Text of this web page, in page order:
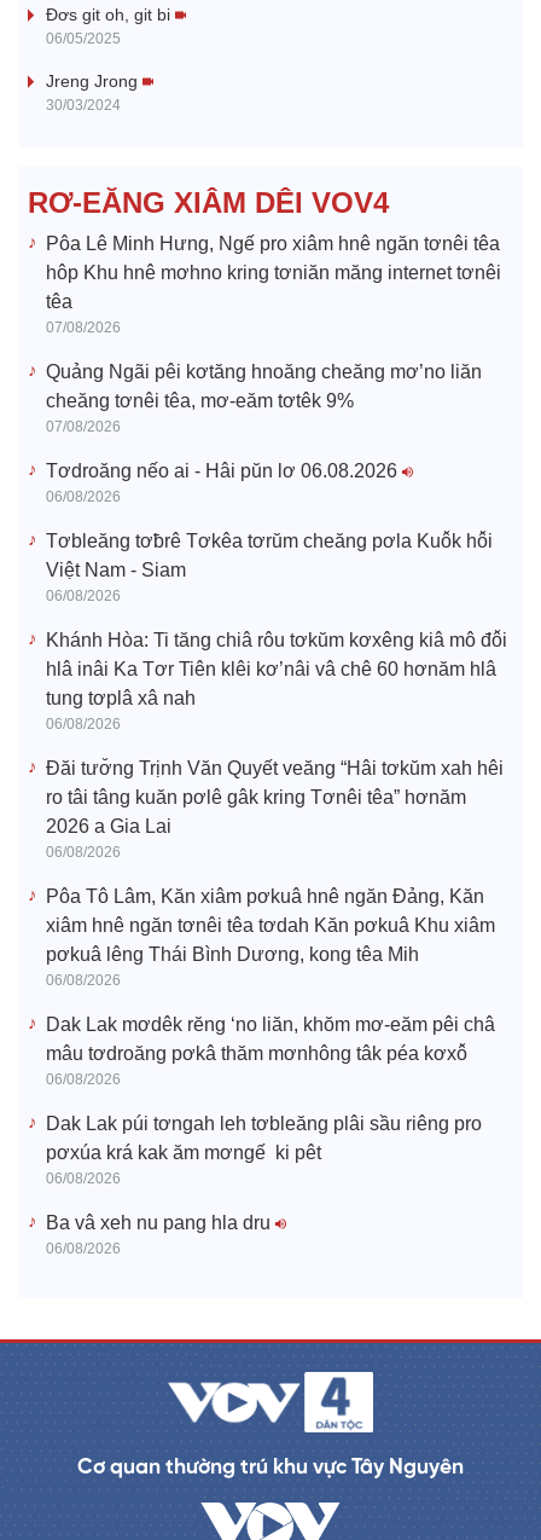
e
o
Đơs git oh, git bi
06/05/2025
Jreng Jrong
30/03/2024
RƠ-EĂNG XIÂM DÊI VOV4
Pôa Lê Minh Hưng, Ngế pro xiâm hnê ngăn tơnêi têa
hôp Khu hnê mơhno kring tơniăn măng internet tơnêi
têa
07/08/2026
Quảng Ngãi pêi kơtăng hnoăng cheăng mơ’no liăn
cheăng tơnêi têa, mơ-eăm tơtêk 9%
07/08/2026
Tơdroăng nếo ai - Hâi pŭn lơ 06.08.2026
06/08/2026
Tơbleăng tơƀrê Tơkêa tơrŭm cheăng pơla Kuô̆k hô̆i
Việt Nam - Siam
06/08/2026
Khánh Hòa: Ti tăng chiâ rôu tơkŭm kơxêng kiâ mô đô̆i
hlâ inâi Ka Tơr Tiên klêi kơ’nâi vâ chê 60 hơnăm hlâ
tung tơplâ xâ nah
06/08/2026
Đăi tươ̆ng Trịnh Văn Quyết veăng “Hâi tơkŭm xah hêi
ro tâi tâng kuăn pơlê gâk kring Tơnêi têa” hơnăm
2026 a Gia Lai
06/08/2026
Pôa Tô Lâm, Kăn xiâm pơkuâ hnê ngăn Đảng, Kăn
xiâm hnê ngăn tơnêi têa tơdah Kăn pơkuâ Khu xiâm
pơkuâ lêng Thái Bình Dương, kong têa Mih
06/08/2026
Dak Lak mơdêk rĕng ‘no liăn, khŏm mơ-eăm pêi châ
mâu tơdroăng pơkâ thăm mơnhông tâk péa kơxô̆
06/08/2026
Dak Lak púi tơngah leh tơbleăng plâi sầu riêng pro
pơxúa krá kak ăm mơngế ki pêt
06/08/2026
Ba vâ xeh nu pang hla dru
06/08/2026
Cơ quan thường trú khu vực Tây Nguyên